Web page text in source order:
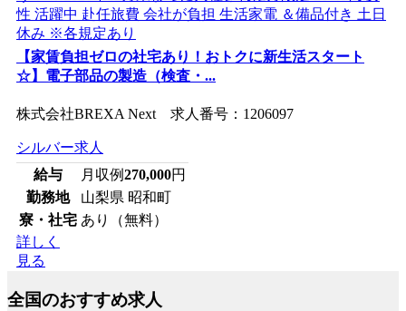
【家賃負担ゼロの社宅あり！おトクに新生活スタート
☆】電子部品の製造（検査・...
株式会社BREXA Next 求人番号：1206097
シルバー求人
給与
月収例270,000円
勤務地
山梨県 昭和町
寮・社宅 あり（無料）
詳しく
見る
全国のおすすめ求人